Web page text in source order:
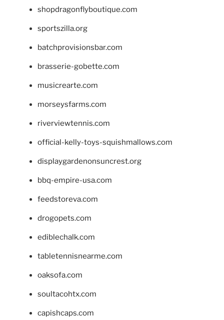
shopdragonflyboutique.com
sportszilla.org
batchprovisionsbar.com
brasserie-gobette.com
musicrearte.com
morseysfarms.com
riverviewtennis.com
official-kelly-toys-squishmallows.com
displaygardenonsuncrest.org
bbq-empire-usa.com
feedstoreva.com
drogopets.com
ediblechalk.com
tabletennisnearme.com
oaksofa.com
soultacohtx.com
capishcaps.com